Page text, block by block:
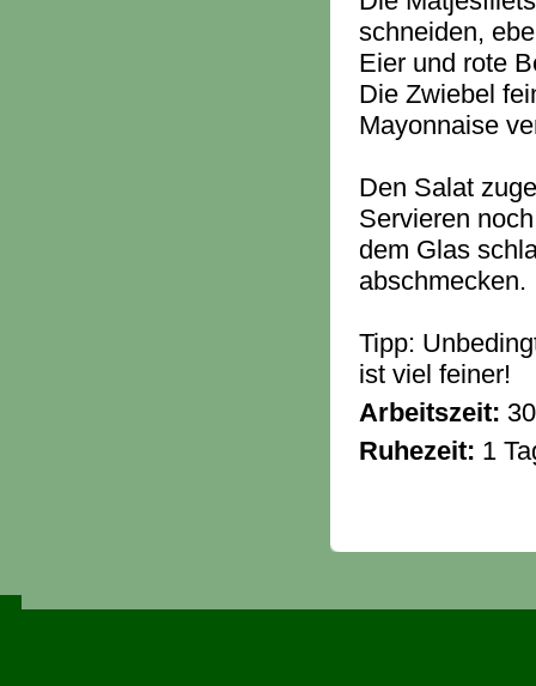
schneiden,
Eier und rote
Die Zwiebel
Mayonnaise
Den Salat
Servieren
dem Glas
abschmecken.
Tipp:
ist viel feiner!
Arbeitszeit:
Ruhezeit: 1